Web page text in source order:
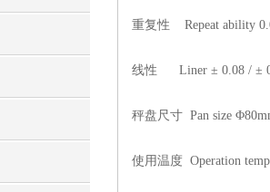
重复性 Repeat ability
线性 Liner ± 0.08 / ±
秤盘尺寸 Pan size
使用温度 Operation